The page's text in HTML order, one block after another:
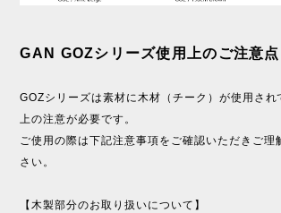
GAN GOZシリーズ使用上のご注意点
GOZシリーズは素材に木材（チーク）が使用され
上の注意が必要です。
ご使用の際は下記注意事項をご確認いただきご理
さい。
【木製部分のお取り扱いについて】